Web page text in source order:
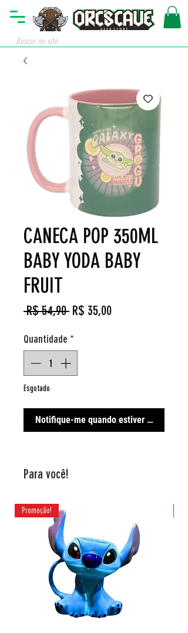
CANECA POP 350ML
BABY YODA BABY
FRUIT
R$ 54,90 Preço
R$ 35,00Preço
Quantidade *
Esgotado
Notifique-me quando estiver disponível
Para você!
Promoção!